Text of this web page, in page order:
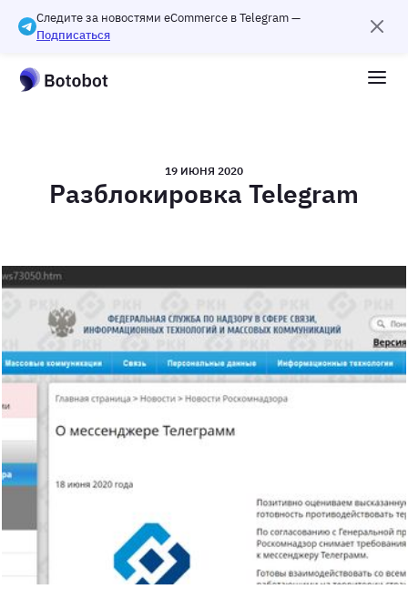
Следите за новостями eCommerce в Telegram —
Подписаться
19 ИЮНЯ 2020
Разблокировка Telegram